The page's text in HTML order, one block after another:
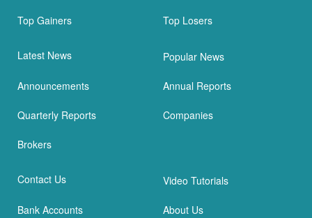
Top Gainers Top Losers
Latest News Popular News
Announcements Annual Reports
Quarterly Reports Companies
Brokers
Contact Us Video Tutorials
Bank Accounts About Us